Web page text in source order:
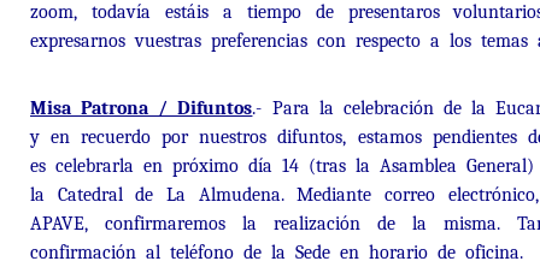
zoom, todavía estáis a tiempo de presentaros
expresarnos vuestras preferencias con respecto a los temas
Misa Patrona / Difuntos.- Para la celebración de la
y en recuerdo por nuestros difuntos, estamos pendientes
es celebrarla en próximo día 14 (tras la Asamblea
la Catedral de La Almudena. Mediante correo
APAVE, confirmaremos la realización de la misma.
confirmación al teléfono de la Sede en horario de oficina.